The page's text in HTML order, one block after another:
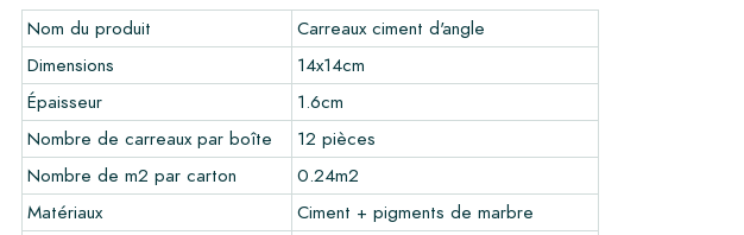
Nom du produit
Carreaux ciment d'angle
Dimensions
14x14cm
Épaisseur
1.6cm
Nombre de carreaux par boîte
12 pièces
Nombre de m2 par carton
0.24m2
Matériaux
Ciment + pigments de marbre